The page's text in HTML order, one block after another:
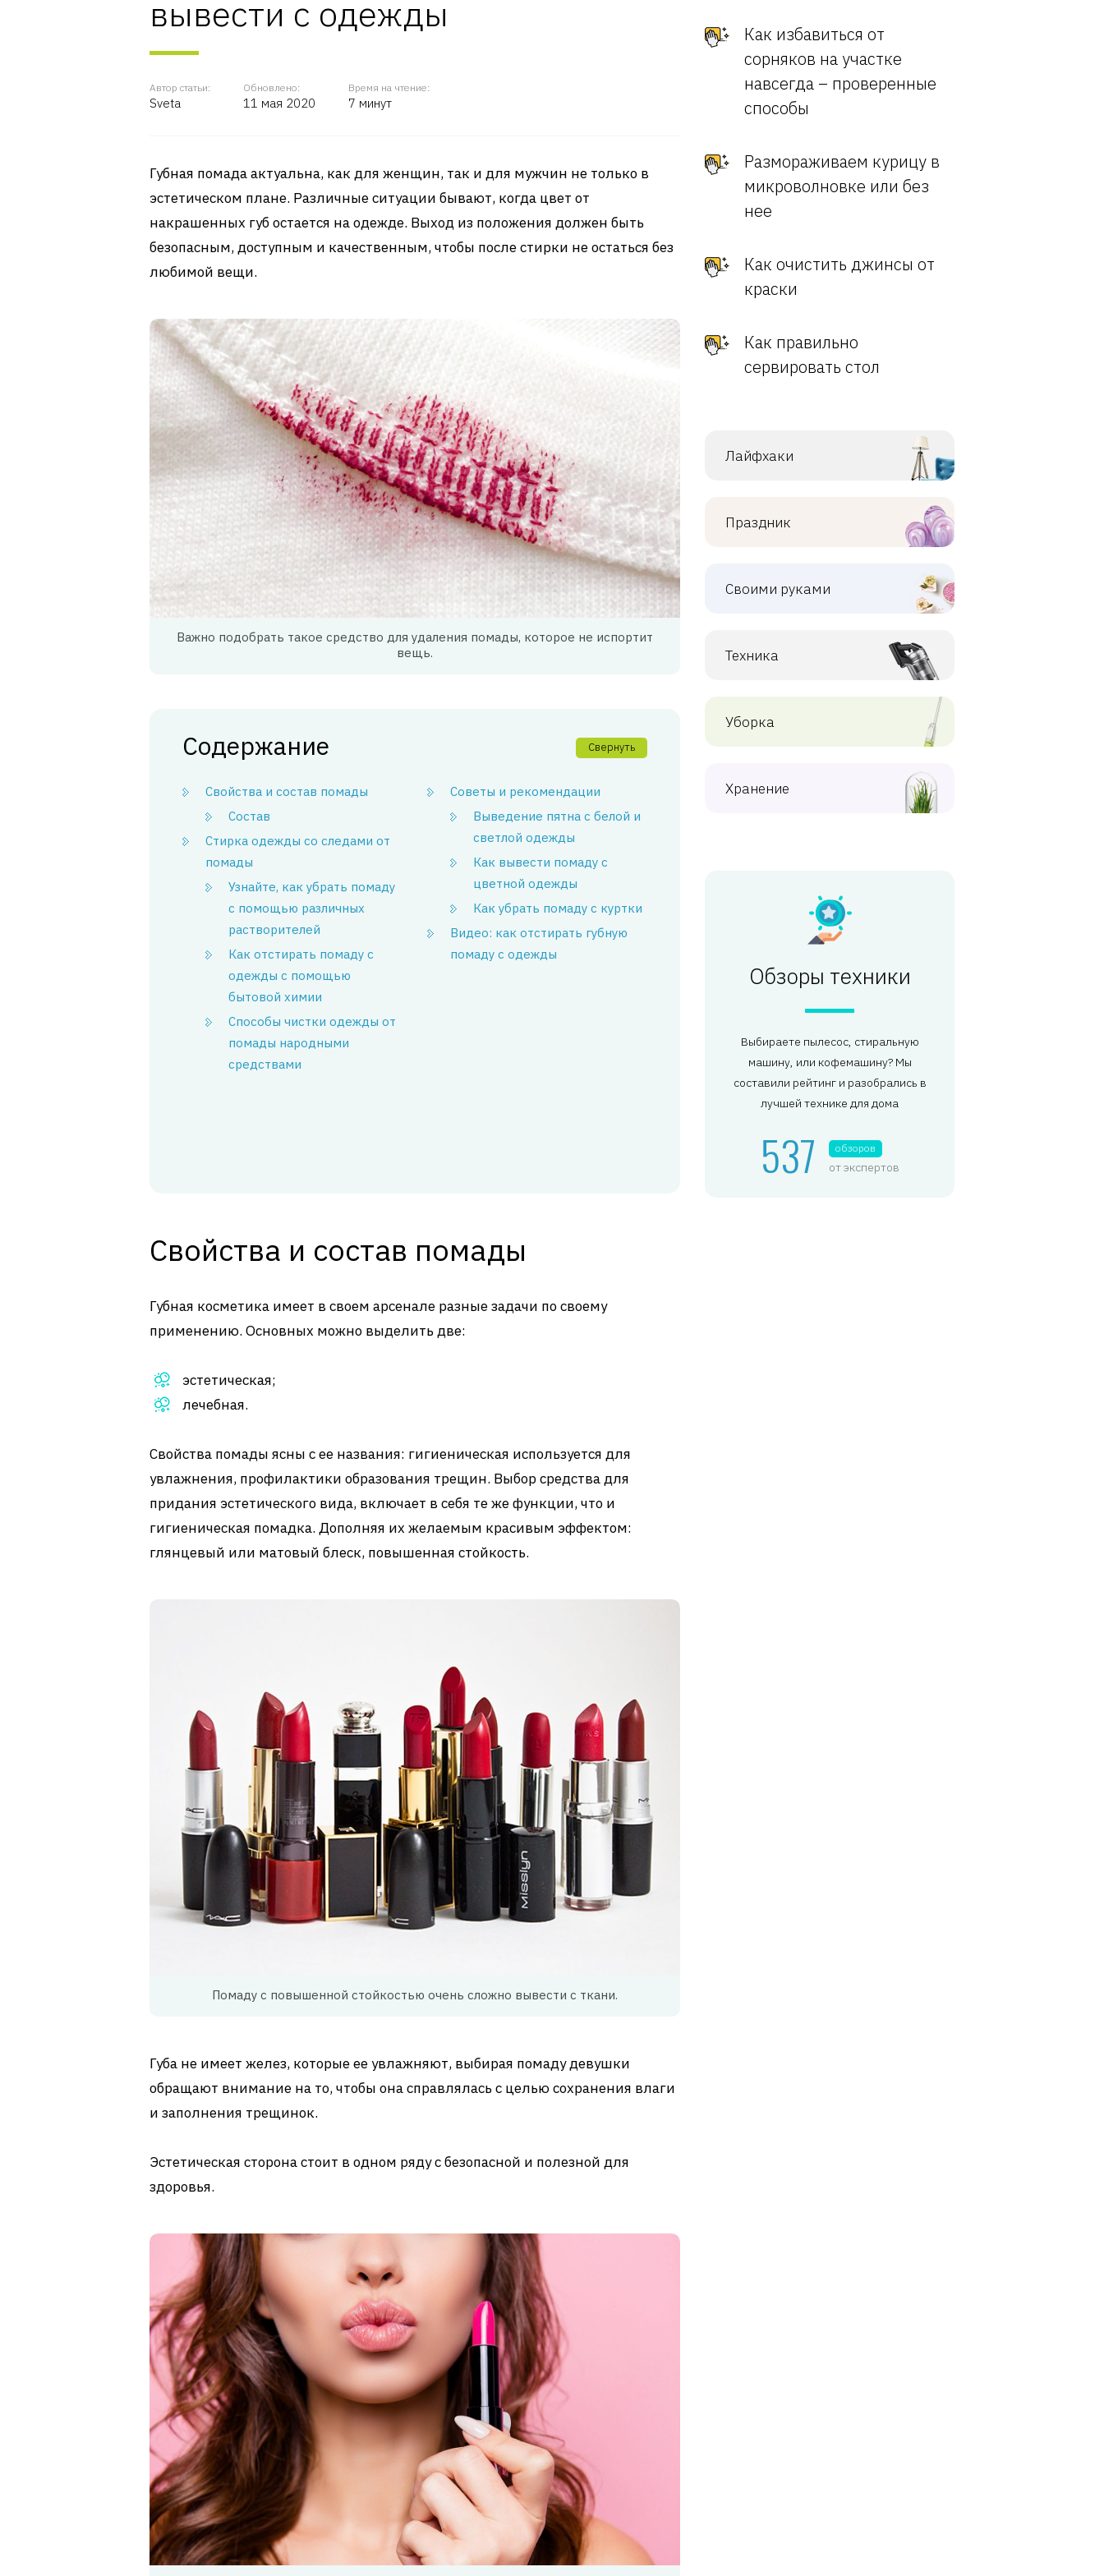
вывести с одежды
Автор статьи:
Sveta
Обновлено:
11 мая 2020
Время на чтение:
7 минут
Губная помада актуальна, как для женщин, так и для мужчин не только в
эстетическом плане. Различные ситуации бывают, когда цвет от
накрашенных губ остается на одежде. Выход из положения должен быть
безопасным, доступным и качественным, чтобы после стирки не остаться без
любимой вещи.
Важно подобрать такое средство для удаления помады, которое не испортит
вещь.
Содержание Свернуть
Свойства и состав помады
Состав
Стирка одежды со следами от
помады
Узнайте, как убрать помаду
с помощью различных
растворителей
Как отстирать помаду с
одежды с помощью
бытовой химии
Способы чистки одежды от
помады народными
средствами
Советы и рекомендации
Выведение пятна с белой и
светлой одежды
Как вывести помаду с
цветной одежды
Как убрать помаду с куртки
Видео: как отстирать губную
помаду с одежды
Свойства и состав помады
Губная косметика имеет в своем арсенале разные задачи по своему
применению. Основных можно выделить две:
эстетическая;
лечебная.
Свойства помады ясны с ее названия: гигиеническая используется для
увлажнения, профилактики образования трещин. Выбор средства для
придания эстетического вида, включает в себя те же функции, что и
гигиеническая помадка. Дополняя их желаемым красивым эффектом:
глянцевый или матовый блеск, повышенная стойкость.
Помаду с повышенной стойкостью очень сложно вывести с ткани.
Губа не имеет желез, которые ее увлажняют, выбирая помаду девушки
обращают внимание на то, чтобы она справлялась с целью сохранения влаги
и заполнения трещинок.
Эстетическая сторона стоит в одном ряду с безопасной и полезной для
здоровья.
Как избавиться от
сорняков на участке
навсегда – проверенные
способы
Размораживаем курицу в
микроволновке или без
нее
Как очистить джинсы от
краски
Как правильно
сервировать стол
Лайфхаки
Праздник
Своими руками
Техника
Уборка
Хранение
Обзоры техники
Выбираете пылесос, стиральную
машину, или кофемашину? Мы
составили рейтинг и разобрались в
лучшей технике для дома
537 обзоров
от экспертов